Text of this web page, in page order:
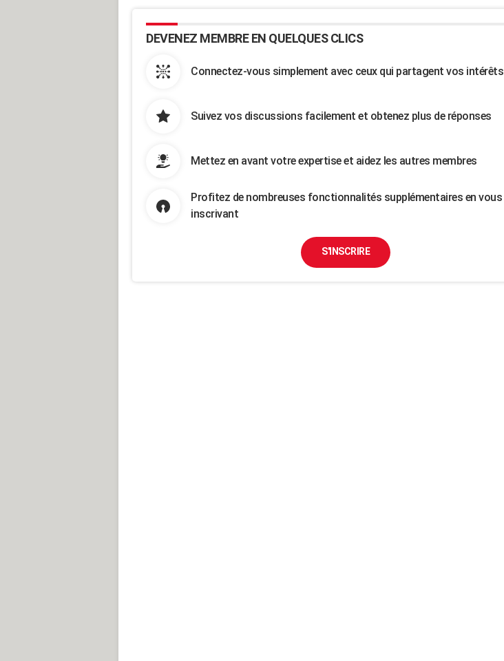
DEVENEZ MEMBRE EN QUELQUES CLICS
Connectez-vous simplement avec ceux qui partagent vos intérêts
Suivez vos discussions facilement et obtenez plus de réponses
Mettez en avant votre expertise et aidez les autres membres
Profitez de nombreuses fonctionnalités supplémentaires en vous
inscrivant
S'INSCRIRE